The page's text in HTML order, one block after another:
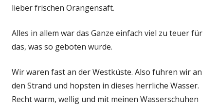
lieber frischen Orangensaft.
Alles in allem war das Ganze einfach viel zu teuer für
das, was so geboten wurde.
Wir waren fast an der Westküste. Also fuhren wir an
den Strand und hopsten in dieses herrliche Wasser.
Recht warm, wellig und mit meinen Wasserschuhen